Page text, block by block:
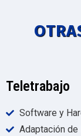
Teletrabajo
Software y
Adaptación